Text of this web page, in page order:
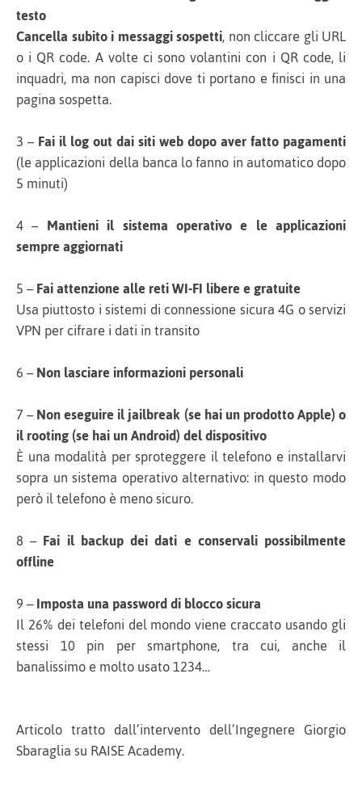
testo
Cancella subito i messaggi sospetti, non cliccare gli URL
o i QR code. A volte ci sono volantini con i QR code, li
inquadri, ma non capisci dove ti portano e finisci in una
pagina sospetta.
3 –Fai il log out dai siti web dopo aver fatto pagamenti
(le applicazioni della banca lo fanno in automatico dopo
5 minuti)
4 – Mantieni il sistema operativo e le applicazioni
sempre aggiornati
5 –Fai attenzione alle reti WI-FI libere e gratuite
Usa piuttosto i sistemi di connessione sicura 4G o servizi
VPN per cifrare i dati in transito
6 –Non lasciare informazioni personali
7 –Non eseguire il jailbreak (se hai un prodotto Apple) o
il rooting (se hai un Android) del dispositivo
È una modalità per sproteggere il telefono e installarvi
sopra un sistema operativo alternativo: in questo modo
però il telefono è meno sicuro.
8 – Fai il backup dei dati e conservali possibilmente
offline
9 –Imposta una password di blocco sicura
Il 26% dei telefoni del mondo viene craccato usando gli
stessi 10 pin per smartphone, tra cui, anche il
banalissimo e molto usato 1234…
Articolo tratto dall’intervento dell’Ingegnere Giorgio
Sbaraglia su RAISE Academy.